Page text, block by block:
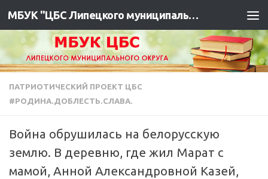
МБУК "ЦБС Липецкого муниципального района"
ПАТРИОТИЧЕСКИЙ ПРОЕКТ ЦБС
#РОДИНА.ДОБЛЕСТЬ.СЛАВА.
Война обрушилась на белорусскую
землю. В деревню, где жил Марат с
мамой, Анной Александровной Казей,